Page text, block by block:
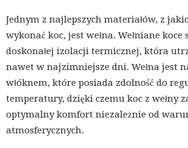
Jednym z najlepszych materiałów, z
wykonać koc, jest wełna. Wełniane koce
doskonałej izolacji termicznej, która
nawet w najzimniejsze dni. Wełna jest
włóknem, które posiada zdolność do
temperatury, dzięki czemu koc z wełny
optymalny komfort niezależnie od
atmosferycznych.